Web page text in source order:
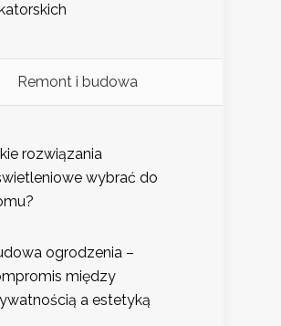
Remont i budowa
rozwiązania
wybrać do
ogrodzenia –
między
a estetyką